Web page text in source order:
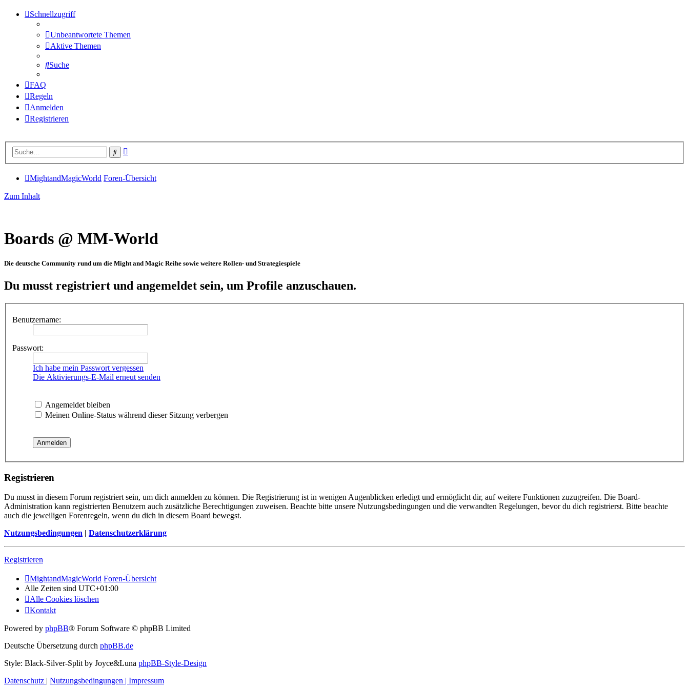
Schnellzugriff
Unbeantwortete Themen
Aktive Themen
Suche
FAQ
Regeln
Anmelden
Registrieren
Suche
MightandMagicWorld Foren-Übersicht
Zum Inhalt
Boards @ MM-World
Die deutsche Community rund um die Might and Magic Reihe sowie weitere Rollen- und Strategiespiele
Du musst registriert und angemeldet sein, um Profile anzuschauen.
Benutzername:
Passwort:
Ich habe mein Passwort vergessen
Die Aktivierungs-E-Mail erneut senden
Angemeldet bleiben
Meinen Online-Status während dieser Sitzung verbergen
Registrieren
Du musst in diesem Forum registriert sein, um dich anmelden zu können. Die Registrierung ist in wenigen Augenblicken erledigt und ermöglicht dir, auf weitere Funktionen zuzugreifen. Die Board-
Administration kann registrierten Benutzern auch zusätzliche Berechtigungen zuweisen. Beachte bitte unsere Nutzungsbedingungen und die verwandten Regelungen, bevor du dich registrierst. Bitte beachte
auch die jeweiligen Forenregeln, wenn du dich in diesem Board bewegst.
Nutzungsbedingungen | Datenschutzerklärung
Registrieren
MightandMagicWorld Foren-Übersicht
Alle Zeiten sind UTC+01:00
Alle Cookies löschen
Kontakt
Powered by phpBB® Forum Software © phpBB Limited
Deutsche Übersetzung durch phpBB.de
Style: Black-Silver-Split by Joyce&Luna phpBB-Style-Design
Datenschutz | Nutzungsbedingungen | Impressum